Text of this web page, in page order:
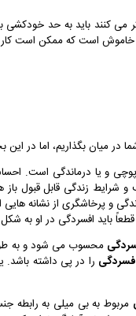
می کنند باید به حد
است که ممکن است کار
شما در میان بگذاریم، اما در
و یا درماندگی است.
زندگی قابل قبول باز
و پرخاشگری از نشانه
باید افسردگی در او به
محسوب می شود و به
را در پی داشته باشد.
مربوط به بی میلی به رابطه